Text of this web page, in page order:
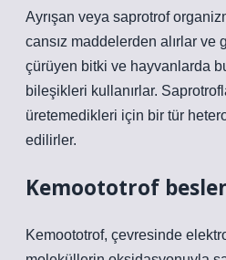
Ayrışan veya saprotrof
cansız maddelerden alırlar ve
çürüyen bitki ve hayvanlarda
bileşikleri kullanırlar.
üretemedikleri için bir tür
edilirler.
Kemoototrof
Kemoototrof, çevresinde